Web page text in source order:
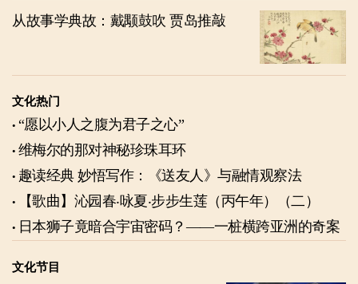
从故事学典故：戴颙鼓吹 贾岛推敲
文化热门
“愿以小人之腹为君子之心”
维梅尔的那对神秘珍珠耳环
趣读经典 妙悟写作：《送友人》与融情观察法
【歌曲】沁园春‧咏夏‧步步生莲（丙午年）（二）
日本狮子竟暗合宇宙密码？——一桩横跨亚洲的奇案
文化节目